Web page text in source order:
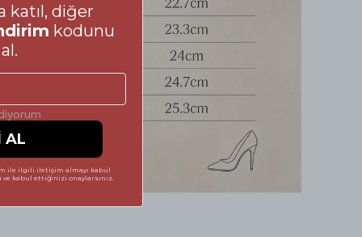
katıl, diğer
kodunu
AL
ile ilgili iletişim almayı kabul
kabul ettiğinizi onaylarsınız.